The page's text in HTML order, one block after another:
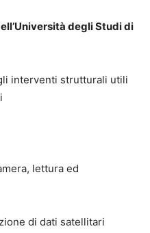
degli Studi di
interventi strutturali utili
lettura ed
di dati satellitari